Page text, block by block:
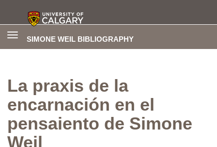
SIMONE WEIL BIBLIOGRAPHY
Toggle
La praxis de la
encarnación en el
pensaiento de Simone
Weil